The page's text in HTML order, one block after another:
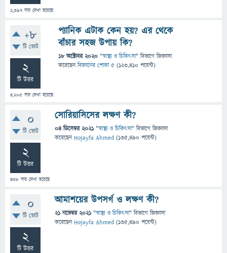
2,397 বার দেখা হয়েছে
+8
টি ভোট
2
টি উত্তর
4,205 বার দেখা হয়েছে
প্যানিক এটাক কেন হয়? এর থেকে
বাঁচার সহজ উপায় কি?
18 অক্টোবর 2020 "স্বাস্থ্য ও চিকিৎসা" বিভাগে জিজ্ঞাসা
করেছেনবিজ্ঞানের পোকা ৫ (123,410 পয়েন্ট)
0
টি ভোট
2
টি উত্তর
438 বার দেখা হয়েছে
সোরিয়াসিসের লক্ষণ কী?
04 ডিসেম্বর 2021 "স্বাস্থ্য ও চিকিৎসা" বিভাগে জিজ্ঞাসা
করেছেনHojayfa Ahmed (135,490 পয়েন্ট)
0
টি ভোট
2
টি উত্তর
আমাশয়ের উপসর্গ ও লক্ষণ কী?
21 নভেম্বর 2021 "স্বাস্থ্য ও চিকিৎসা" বিভাগে জিজ্ঞাসা
করেছেনHojayfa Ahmed (135,490 পয়েন্ট)